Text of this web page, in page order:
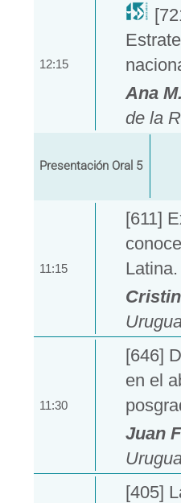
12:15
Ana
de la
Presentación Oral 5
11:15
[611]
Latina.
11:30
[646]
en el
Juan
[405]